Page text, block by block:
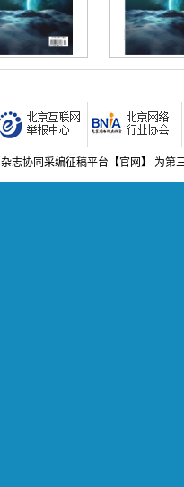
四川盆
天宝R8
空压站
可控源
浅谈兴
企业
地质与
杂志协同采编征稿平台【官网】 为第